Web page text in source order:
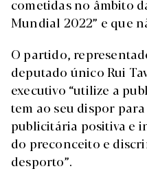
cometidas no âmbito
Mundial 2022” e que
O partido,
deputado único Rui
executivo “utilize a
tem ao seu dispor
publicitária positiva e
do preconceito e
desporto”.